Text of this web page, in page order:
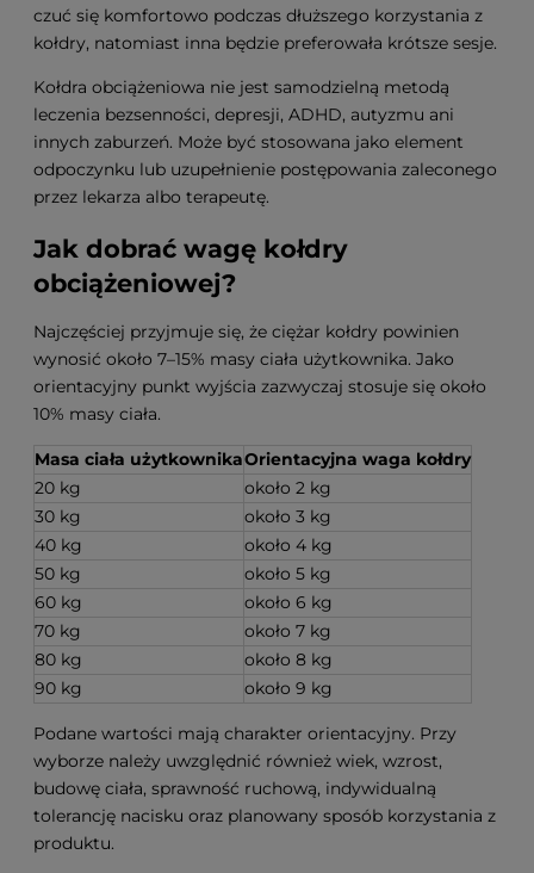
czuć się komfortowo podczas dłuższego korzystania z
kołdry, natomiast inna będzie preferowała krótsze sesje.
Kołdra obciążeniowa nie jest samodzielną metodą
leczenia bezsenności, depresji, ADHD, autyzmu ani
innych zaburzeń. Może być stosowana jako element
odpoczynku lub uzupełnienie postępowania zaleconego
przez lekarza albo terapeutę.
Jak dobrać wagę kołdry
obciążeniowej?
Najczęściej przyjmuje się, że ciężar kołdry powinien
wynosić około 7–15% masy ciała użytkownika. Jako
orientacyjny punkt wyjścia zazwyczaj stosuje się około
10% masy ciała.
Masa ciała użytkownikaOrientacyjna waga kołdry
20 kg
około 2 kg
30 kg
około 3 kg
40 kg
około 4 kg
50 kg
około 5 kg
60 kg
około 6 kg
70 kg
około 7 kg
80 kg
około 8 kg
90 kg
około 9 kg
Podane wartości mają charakter orientacyjny. Przy
wyborze należy uwzględnić również wiek, wzrost,
budowę ciała, sprawność ruchową, indywidualną
tolerancję nacisku oraz planowany sposób korzystania z
produktu.